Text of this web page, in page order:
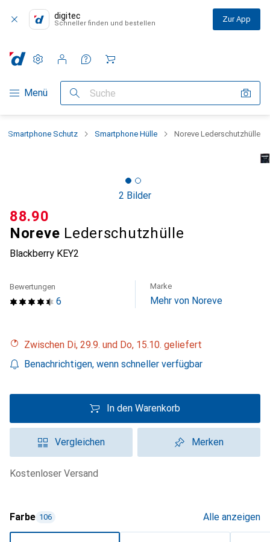
digitec
Schneller finden und bestellen Zur App
Navigation nach Kategorien
Menü Suche
Einstellungen
Kundenkonto
Vergleichslisten
Merklisten
Warenkorb
Smartphone Schutz Smartphone Hülle Noreve Lederschutzhülle
2 Bilder
Noreve Lederschutzhülle
Blackberry KEY2
CHF
88.90
6
Bewertungen Marke
Mehr von Noreve
Zwischen Di, 29.9. und Do, 15.10. geliefert
Benachrichtigen, wenn schneller verfügbar
In den Warenkorb
Vergleichen Merken
kostenloser Versand
Farbe 106 Alle anzeigen